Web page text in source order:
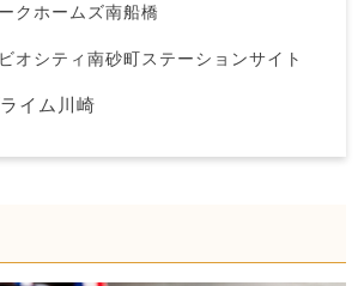
クホームズ南船橋
オシティ南砂町ステーションサイト
イム川崎